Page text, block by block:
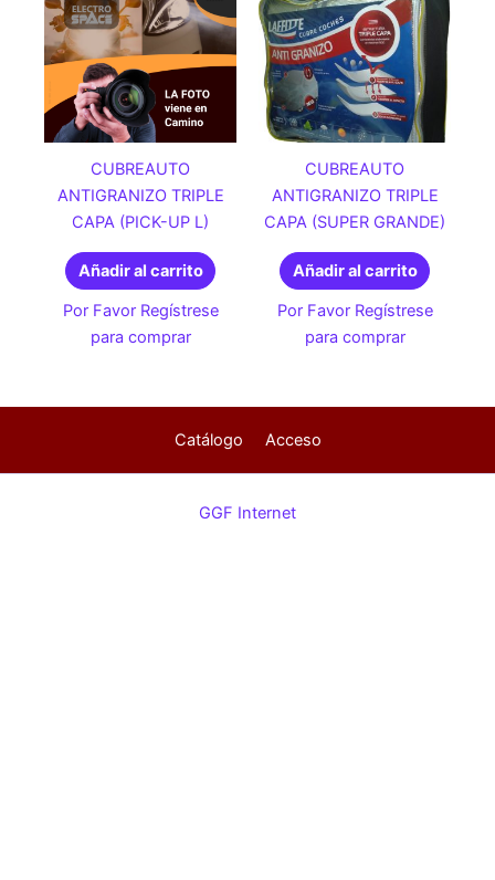
CUBREAUTO
ANTIGRANIZO TRIPLE
CAPA (PICK-UP L)
Añadir al carrito
Por Favor Regístrese
para comprar
CUBREAUTO
ANTIGRANIZO TRIPLE
CAPA (SUPER GRANDE)
Añadir al carrito
Por Favor Regístrese
para comprar
Catálogo Acceso
GGF Internet